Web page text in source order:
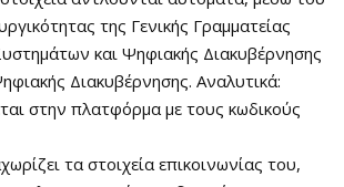
της Γενικής Γραμματείας
και Ψηφιακής Διακυβέρνησης
Διακυβέρνησης. Αναλυτικά:
στην πλατφόρμα με τους κωδικούς
τα στοιχεία επικοινωνίας του,